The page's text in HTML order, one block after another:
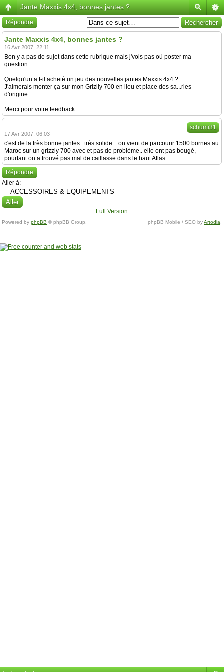
Jante Maxxis 4x4, bonnes jantes ?
Répondre
Jante Maxxis 4x4, bonnes jantes ?
16 Avr 2007, 22:11
Bon y a pas de sujet dans cette rubrique mais j'vois pas où poster ma
question...
Quelqu'un a t-il acheté un jeu des nouvelles jantes Maxxis 4x4 ?
J'aimerais monter ça sur mon Grizlly 700 en lieu et place des sa...ries
d'origine...
Merci pour votre feedback
schumi31
17 Avr 2007, 06:03
c'est de la très bonne jantes.. très solide... on vient de parcourir 1500 bornes au
Maroc sur un grizzly 700 avec et pas de problème.. elle ont pas bougé,
pourtant on a trouvé pas mal de caillasse dans le haut Atlas...
Répondre
Aller à:
Full Version
Powered by phpBB © phpBB Group. phpBB Mobile / SEO byArtodia